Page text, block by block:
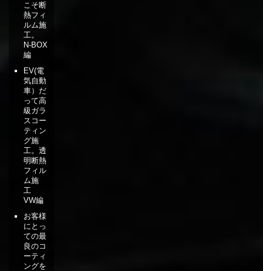
こそ断
熱フィ
ルム施
工。
N-BOX
編
EV(電
気自動
車）だ
って高
級ガラ
スコー
ティン
グ施
工。透
明断熱
フィル
ム施
工
VW編
お客様
にとっ
ての最
良のコ
ーティ
ングを